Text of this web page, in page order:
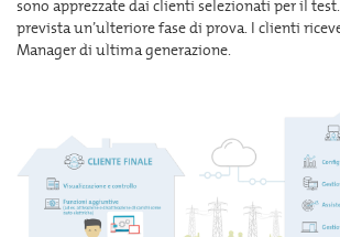
sono apprezzate dai clienti selezionati per il
prevista un’ulteriore fase di prova. I clienti
Manager di ultima generazione.